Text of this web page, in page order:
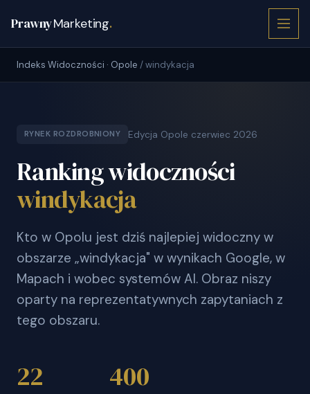
PrawnyMarketing.
Indeks Widoczności · Opole / windykacja
RYNEK ROZDROBNIONY Edycja Opole czerwiec 2026
Ranking widoczności
windykacja
Kto w Opolu jest dziś najlepiej widoczny w
obszarze „windykacja" w wynikach Google, w
Mapach i wobec systemów AI. Obraz niszy
oparty na reprezentatywnych zapytaniach z
tego obszaru.
22 400